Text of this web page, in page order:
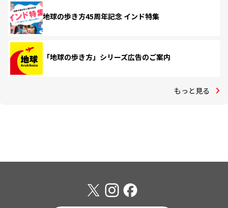
地球の歩き方45周年記念 インド特集
「地球の歩き方」シリーズ広告のご案内
もっと見る